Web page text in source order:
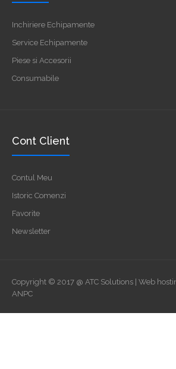
Inchiriere Echipamente
Service Echipamente
Piese si Accesorii
Consumabile
Cont Client
Contul Meu
Istoric Comenzi
Favorite
Newsletter
Copyright © 2017 @ ATC Solutions | Web
ANPC